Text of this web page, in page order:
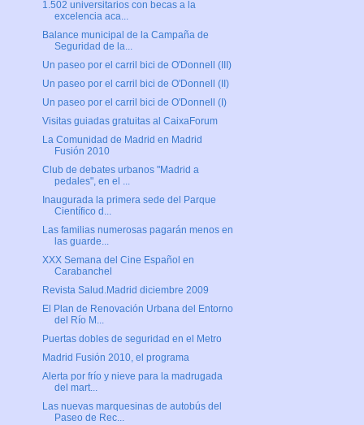
1.502 universitarios con becas a la
excelencia aca...
Balance municipal de la Campaña de
Seguridad de la...
Un paseo por el carril bici de O'Donnell (III)
Un paseo por el carril bici de O'Donnell (II)
Un paseo por el carril bici de O'Donnell (I)
Visitas guiadas gratuitas al CaixaForum
La Comunidad de Madrid en Madrid
Fusión 2010
Club de debates urbanos "Madrid a
pedales", en el ...
Inaugurada la primera sede del Parque
Científico d...
Las familias numerosas pagarán menos en
las guarde...
XXX Semana del Cine Español en
Carabanchel
Revista Salud.Madrid diciembre 2009
El Plan de Renovación Urbana del Entorno
del Río M...
Puertas dobles de seguridad en el Metro
Madrid Fusión 2010, el programa
Alerta por frío y nieve para la madrugada
del mart...
Las nuevas marquesinas de autobús del
Paseo de Rec...